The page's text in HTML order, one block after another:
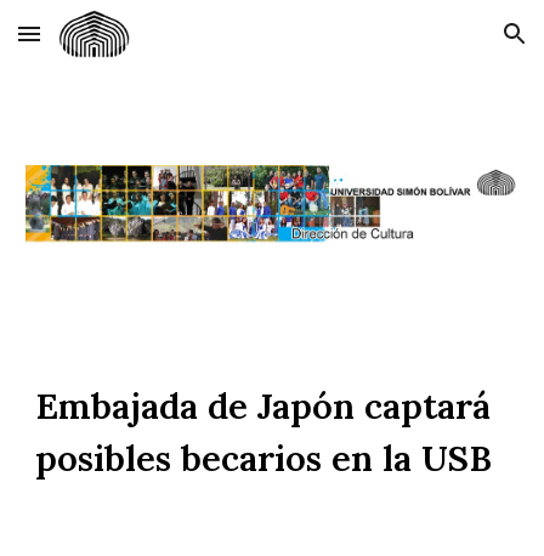
Skip to main content Skip to navigation
Embajada de Japón captará
posibles becarios en la USB